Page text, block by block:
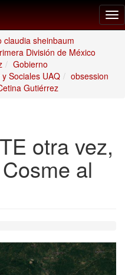
claudia sheinbaum
División de México
Gobierno
Sociales UAQ
obsession
Gutiérrez
otra vez,
al